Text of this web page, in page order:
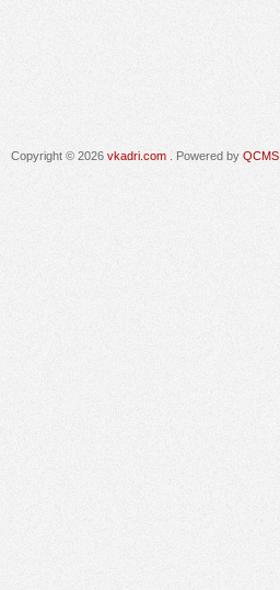
Copyright © 2026 vkadri.com . Powered by QCMS